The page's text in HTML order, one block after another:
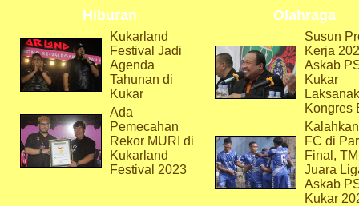
Hiburan Olahraga
Kukarland
Festival Jadi
Agenda
Tahunan di
Kukar
Ada
Pemecahan
Rekor MURI di
Kukarland
Festival 2023
Susun
Kerja
Askab
Kukar
Kongres
FC di
Final,
Juara
Askab
Kukar